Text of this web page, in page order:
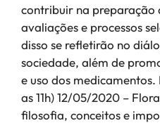
contribuir na preparação
avaliações e processos
disso se refletirão no
sociedade, além de
e uso dos
as 11h) 12/05/2020 –
filosofia, conceitos e